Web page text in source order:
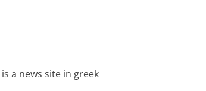
is a news site in greek